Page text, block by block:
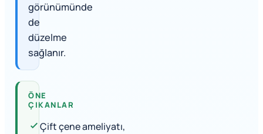
görünümünde
de
düzelme
sağlanır.
ÖNE
ÇIKANLAR
Çift çene ameliyatı,